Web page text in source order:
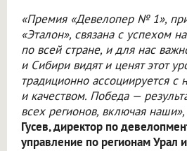
«Премия «Девелопер № 1»,
«Эталон», связана с успехом
по всей стране, и для нас
и Сибири видят и ценят этот
традиционно ассоциируется с
и качеством. Победа —
всех регионов, включая наши»,
Гусев, директор по
управление по регионам Урал